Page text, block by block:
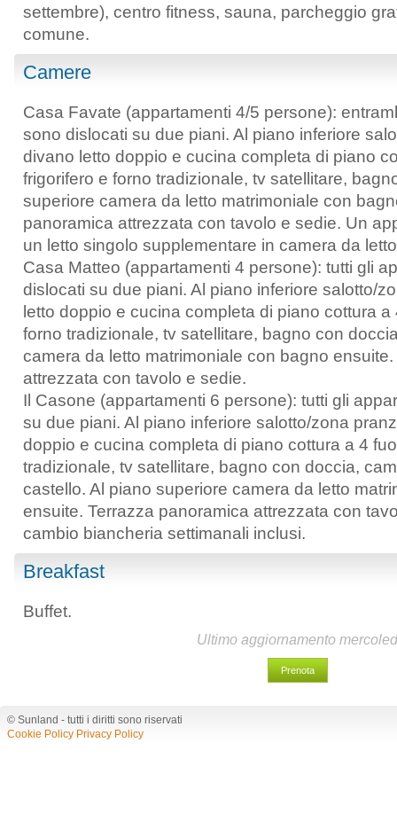
settembre), centro fitness, sauna, parcheggio
comune.
Camere
Casa Favate (appartamenti 4/5 persone):
sono dislocati su due piani. Al piano inferiore
divano letto doppio e cucina completa di piano
frigorifero e forno tradizionale, tv satellitare,
superiore camera da letto matrimoniale con
panoramica attrezzata con tavolo e sedie. Un
un letto singolo supplementare in camera da
Casa Matteo (appartamenti 4 persone): tutti gli
dislocati su due piani. Al piano inferiore salotto/
letto doppio e cucina completa di piano cottura
forno tradizionale, tv satellitare, bagno con
camera da letto matrimoniale con bagno
attrezzata con tavolo e sedie.
Il Casone (appartamenti 6 persone): tutti gli
su due piani. Al piano inferiore salotto/zona
doppio e cucina completa di piano cottura a 4
tradizionale, tv satellitare, bagno con doccia,
castello. Al piano superiore camera da letto
ensuite. Terrazza panoramica attrezzata con
cambio biancheria settimanali inclusi.
Breakfast
Buffet.
Ultimo aggiornamento
Prenota
© Sunland - tutti i diritti sono riservati
Cookie Policy Privacy Policy